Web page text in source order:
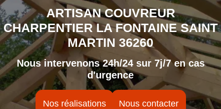
ARTISAN COUVREUR
CHARPENTIER LA FONTAINE SAINT
MARTIN 36260
Nous intervenons 24h/24 sur 7j/7 en cas
d'urgence
Nos réalisations Nous contacter